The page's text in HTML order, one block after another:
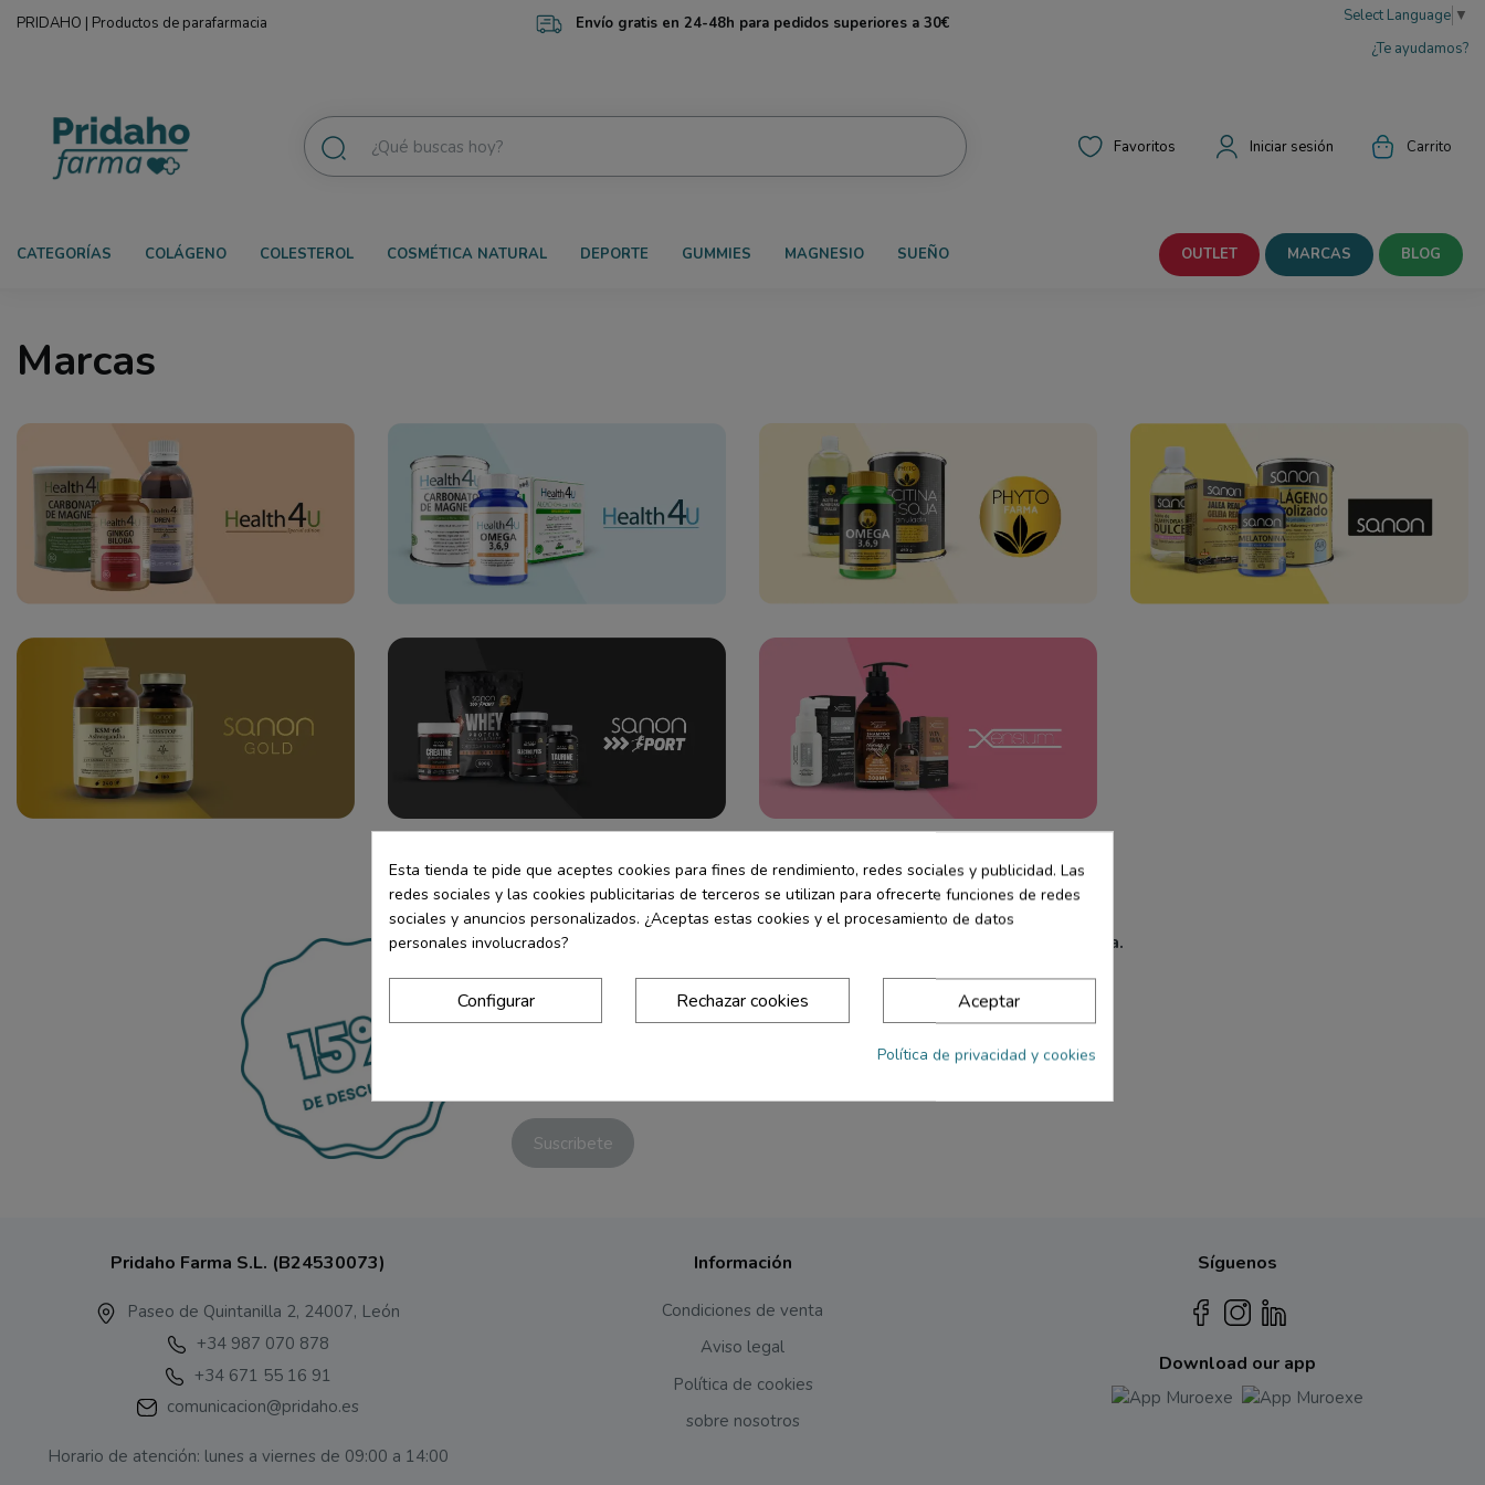
PRIDAHO | Productos de parafarmacia Con la suscripción a la newsletter 15% dto en la primera compra Select Language ▼
¿Te ayudamos?
Favoritos Iniciar sesión Carrito
CATEGORÍAS COLÁGENO COLESTEROL COSMÉTICA NATURAL DEPORTE GUMMIES MAGNESIO SUEÑO BLOG
MARCAS
OUTLET
Marcas
Suscríbete a las mejores ofertas
Con tu suscripción obtendrás un
15% de descuento para tu primera compra.
Pridaho Farma S.L. (B24530073)
Paseo de Quintanilla 2, 24007, León
+34 987 070 878
+34 671 55 16 91
comunicacion@pridaho.es
Horario de atención: lunes a viernes de 09:00 a 14:00
Información
Condiciones de venta
Aviso legal
Política de cookies
sobre nosotros
Síguenos
Download our app
Esta tienda te pide que aceptes cookies para fines de rendimiento, redes sociales y publicidad. Las
redes sociales y las cookies publicitarias de terceros se utilizan para ofrecerte funciones de redes
sociales y anuncios personalizados. ¿Aceptas estas cookies y el procesamiento de datos
personales involucrados?
Aceptar
Rechazar cookies
Configurar
Política de privacidad y cookies